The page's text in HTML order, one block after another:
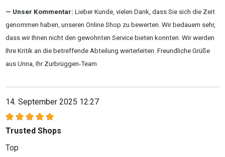
Unser Kommentar: Lieber Kunde, vielen Dank, dass Sie sich die Zeit
genommen haben, unseren Online Shop zu bewerten. Wir bedauern sehr,
dass wir Ihnen nicht den gewohnten Service bieten konnten. Wir werden
Ihre Kritik an die betreffende Abteilung weiterleiten. Freundliche Grüße
aus Unna, Ihr Zurbrüggen-Team
14. September 2025 12:27
Bewertung mit 5 von 5 Sternen
Trusted Shops
Top